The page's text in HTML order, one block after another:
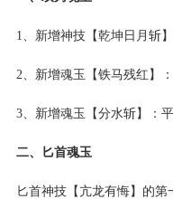
1、新增神技【乾坤日月斩
2、新增魂玉【铁马残红】
3、新增魂玉【分水斩】：
二、匕首魂玉
匕首神技【亢龙有悔】的